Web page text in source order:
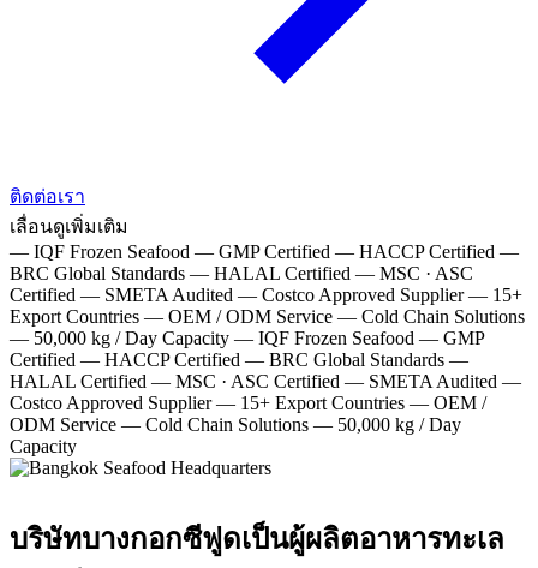
ติดต่อเรา
เลื่อนดูเพิ่มเติม
— IQF Frozen Seafood — GMP Certified — HACCP Certified —
BRC Global Standards — HALAL Certified — MSC · ASC
Certified — SMETA Audited — Costco Approved Supplier — 15+
Export Countries — OEM / ODM Service — Cold Chain Solutions
— 50,000 kg / Day Capacity — IQF Frozen Seafood — GMP
Certified — HACCP Certified — BRC Global Standards —
HALAL Certified — MSC · ASC Certified — SMETA Audited —
Costco Approved Supplier — 15+ Export Countries — OEM /
ODM Service — Cold Chain Solutions — 50,000 kg / Day
Capacity
บริษัทบางกอกซีฟูดเป็นผู้ผลิตอาหารทะเล